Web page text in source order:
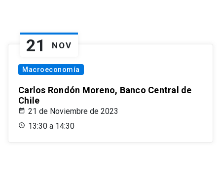
21 NOV
Macroeconomía
Carlos Rondón Moreno, Banco Central de
Chile
21 de Noviembre de 2023
13:30 a 14:30